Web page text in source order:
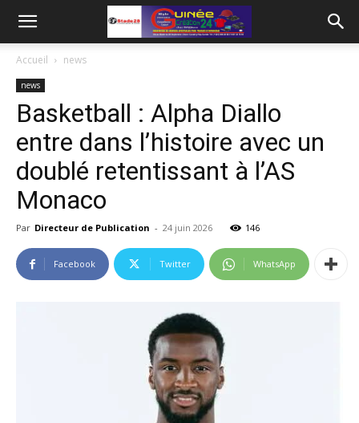
Accueil news
news
Basketball : Alpha Diallo
entre dans l’histoire avec un
doublé retentissant à l’AS
Monaco
Par Directeur de Publication - 24 juin 2026 146
Facebook Twitter WhatsApp